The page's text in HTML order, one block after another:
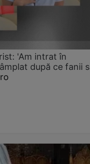
'Am intrat în
după ce fanii